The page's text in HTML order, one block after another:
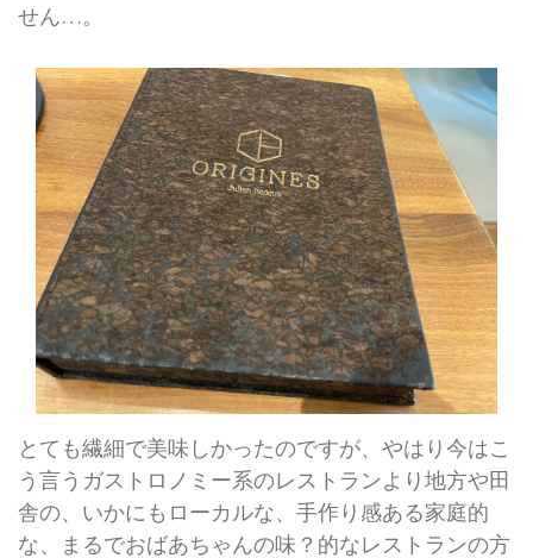
せん…。
とても繊細で美味しかったのですが、やはり今はこ
う言うガストロノミー系のレストランより地方や田
舎の、いかにもローカルな、手作り感ある家庭的
な、まるでおばあちゃんの味？的なレストランの方